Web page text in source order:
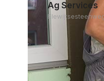
Ag Services